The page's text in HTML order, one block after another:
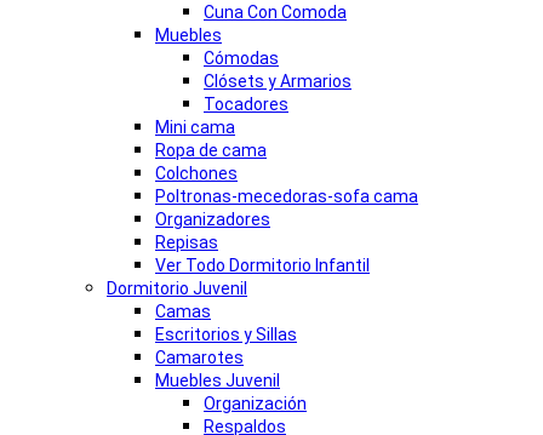
Cuna Con Comoda
Muebles
Cómodas
Clósets y Armarios
Tocadores
Mini cama
Ropa de cama
Colchones
Poltronas-mecedoras-sofa cama
Organizadores
Repisas
Ver Todo Dormitorio Infantil
Dormitorio Juvenil
Camas
Escritorios y Sillas
Camarotes
Muebles Juvenil
Organización
Respaldos